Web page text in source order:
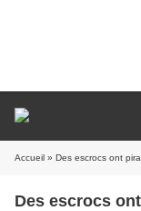
Accueil » Des escrocs ont
Des escrocs